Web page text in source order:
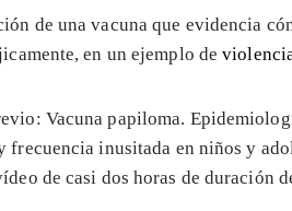
de una vacuna que evidencia
en un ejemplo de
Vacuna papiloma.
frecuencia inusitada en niños y
de casi dos horas de duración